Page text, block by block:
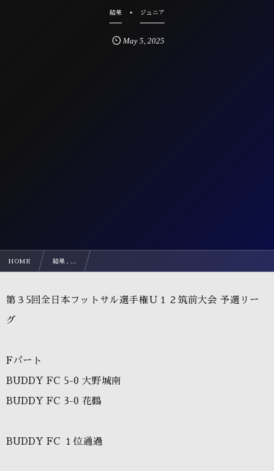
結果 ジュニア
May 5 2025
HOME 結果 , …
第３5回全日本フットサル選手権Ｕ１２筑前大会 予選リー
グ
Fパート
BUDDY FC 5-0 大野城南
BUDDY FC 3-0 花鶴
BUDDY FC １位通過